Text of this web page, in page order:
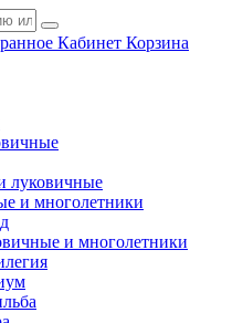
Кабинет Корзина
луковичные
и многолетники
и многолетники